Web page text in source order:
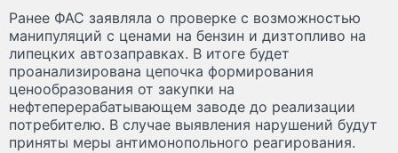
Ранее ФАС заявляла о проверке с возможностью
манипуляций с ценами на бензин и дизтопливо на
липецких автозаправках. В итоге будет
проанализирована цепочка формирования
ценообразования от закупки на
нефтеперерабатывающем заводе до реализации
потребителю. В случае выявления нарушений будут
приняты меры антимонопольного реагирования.